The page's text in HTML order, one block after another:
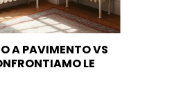
A PAVIMENTO VS
LE